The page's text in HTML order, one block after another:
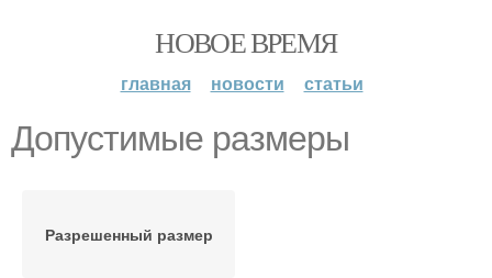
НОВОЕ ВРЕМЯ
главная новости статьи
Допустимые размеры
Разрешенный размер